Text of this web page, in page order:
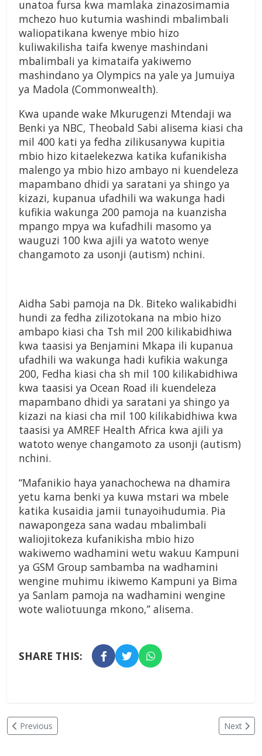
unatoa fursa kwa mamlaka zinazosimamia
mchezo huo kutumia washindi mbalimbali
waliopatikana kwenye mbio hizo
kuliwakilisha taifa kwenye mashindani
mbalimbali ya kimataifa yakiwemo
mashindano ya Olympics na yale ya Jumuiya
ya Madola (Commonwealth).
Kwa upande wake Mkurugenzi Mtendaji wa
Benki ya NBC, Theobald Sabi alisema kiasi cha
mil 400 kati ya fedha zilikusanywa kupitia
mbio hizo kitaelekezwa katika kufanikisha
malengo ya mbio hizo ambayo ni kuendeleza
mapambano dhidi ya saratani ya shingo ya
kizazi, kupanua ufadhili wa wakunga hadi
kufikia wakunga 200 pamoja na kuanzisha
mpango mpya wa kufadhili masomo ya
wauguzi 100 kwa ajili ya watoto wenye
changamoto za usonji (autism) nchini.
Aidha Sabi pamoja na Dk. Biteko walikabidhi
hundi za fedha zilizotokana na mbio hizo
ambapo kiasi cha Tsh mil 200 kilikabidhiwa
kwa taasisi ya Benjamini Mkapa ili kupanua
ufadhili wa wakunga hadi kufikia wakunga
200, Fedha kiasi cha sh mil 100 kilikabidhiwa
kwa taasisi ya Ocean Road ili kuendeleza
mapambano dhidi ya saratani ya shingo ya
kizazi na kiasi cha mil 100 kilikabidhiwa kwa
taasisi ya AMREF Health Africa kwa ajili ya
watoto wenye changamoto za usonji (autism)
nchini.
“Mafanikio haya yanachochewa na dhamira
yetu kama benki ya kuwa mstari wa mbele
katika kusaidia jamii tunayoihudumia. Pia
nawapongeza sana wadau mbalimbali
waliojitokeza kufanikisha mbio hizo
wakiwemo wadhamini wetu wakuu Kampuni
ya GSM Group sambamba na wadhamini
wengine muhimu ikiwemo Kampuni ya Bima
ya Sanlam pamoja na wadhamini wengine
wote waliotuunga mkono,’’ alisema.
SHARE THIS:
Previous Next